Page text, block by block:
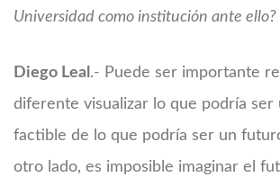
Universidad como institución ante ello?
Diego Leal .- Puede ser importante
diferente visualizar lo que podría ser
factible de lo que podría ser un
otro lado, es imposible imaginar el